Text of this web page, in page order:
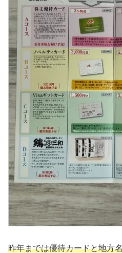
昨年までは優待カードと地方